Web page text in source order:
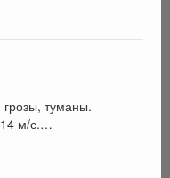
туманы.
м/с.